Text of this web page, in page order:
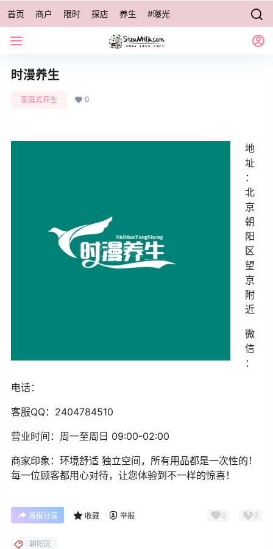
首页 商户 限时 探店 养生 #曝光
时漫养生
家庭式养生 0
地
址
：
北
京
朝
阳
区
望
京
附
近
微
信
：
电话：
客服QQ：2404784510
营业时间：周一至周日 09:00-02:00
商家印象：环境舒适 独立空间，所有用品都是一次性的！
每一位顾客都用心对待，让您体验到不一样的惊喜！
海报分享 收藏 举报 0 0
朝阳区